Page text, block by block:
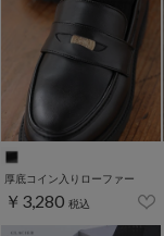
厚底コイン入りローファー
￥3,280 税込